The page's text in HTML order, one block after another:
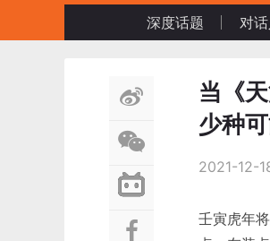
深度话题
对
当《
少种
2021-12-
壬寅虎年